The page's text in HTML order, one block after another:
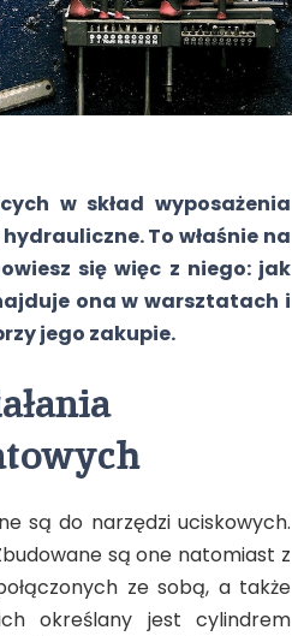
w skład wyposażenia
To właśnie na
się więc z niego: jak
ona w warsztatach i
jego zakupie.
są do narzędzi uciskowych.
są one natomiast z
ze sobą, a także
określany jest cylindrem